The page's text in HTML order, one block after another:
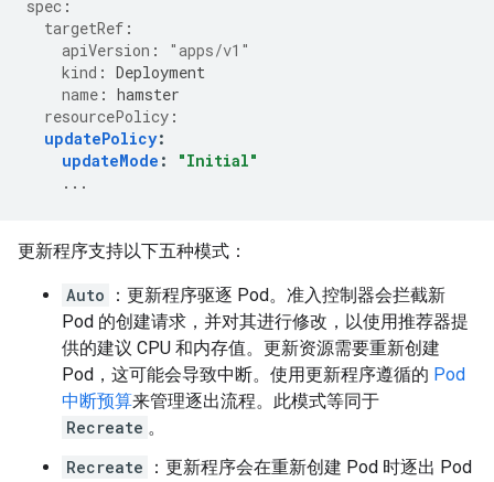
spec :
targetRef :
apiVersion :
"apps/v1"
kind : Deployment
name : hamster
resourcePolicy :
updatePolicy:
updateMode :
"Initial"
...
更新程序支持以下五种模式：
Auto
：更新程序驱逐 Pod。准入控制器会拦截新
Pod 的创建请求，并对其进行修改，以使用推荐器提
供的建议 CPU 和内存值。更新资源需要重新创建
Pod，这可能会导致中断。使用更新程序遵循的 Pod
中断预算来管理逐出流程。此模式等同于
Recreate 。
Recreate
：更新程序会在重新创建 Pod 时逐出 Pod